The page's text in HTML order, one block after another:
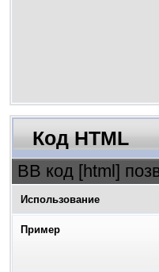
Код HTML
BB код [html]
Использование
Пример